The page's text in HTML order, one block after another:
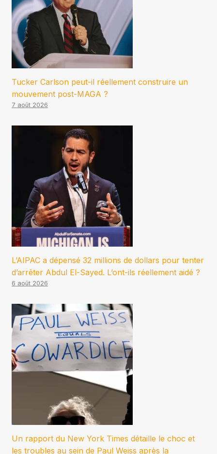
Tucker Carlson peut-il réellement construire un
mouvement post-MAGA ?
7 août 2026
L’AIPAC a dépensé 32 millions de dollars pour tenter
d’arrêter Abdul El-Sayed. L’ont-ils réellement aidé ?
6 août 2026
Un rapport du New York Times détaille le choc et
les troubles au sein de Paul Weiss après la